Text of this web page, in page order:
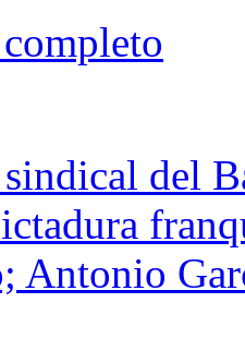
del
Antonio